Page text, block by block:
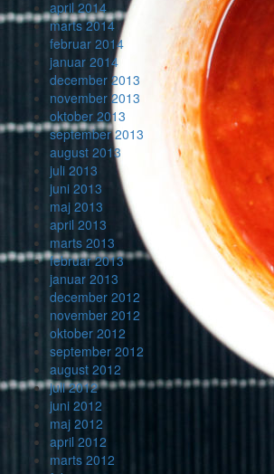
april 2014
marts 2014
februar 2014
januar 2014
december 2013
november 2013
oktober 2013
september 2013
august 2013
juli 2013
juni 2013
maj 2013
april 2013
marts 2013
februar 2013
januar 2013
december 2012
november 2012
oktober 2012
september 2012
august 2012
juli 2012
juni 2012
maj 2012
april 2012
marts 2012